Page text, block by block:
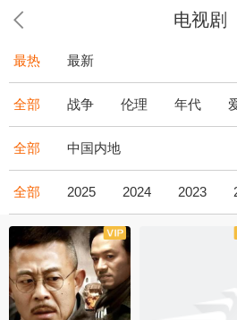
电视剧
最热 最新
全部 战争 伦理 年代
全部 中国内地
全部 2025 2024 2023
全43集